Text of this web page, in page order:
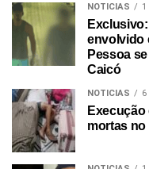
NOTICIAS
envolvido
Pessoa
Caicó
NOTICIAS
mortas no